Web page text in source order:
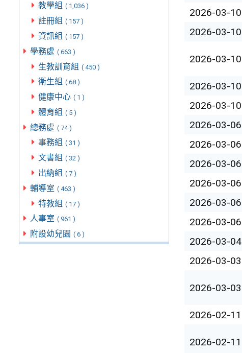
教學組 ( 1,036 )
註冊組 ( 157 )
資訊組 ( 157 )
學務處 ( 663 )
生教訓育組 ( 450 )
衛生組 ( 68 )
健康中心 ( 1 )
體育組 ( 5 )
總務處 ( 74 )
事務組 ( 31 )
文書組 ( 32 )
出納組 ( 7 )
輔導室 ( 463 )
特教組 ( 17 )
人事室 ( 961 )
附設幼兒園 ( 6 )
2026-03-10
2026-03-10
2026-03-10
2026-03-10
2026-03-10
2026-03-06
2026-03-06
2026-03-06
2026-03-06
2026-03-06
2026-03-06
2026-03-04
2026-03-03
2026-03-03
2026-02-11
2026-02-11